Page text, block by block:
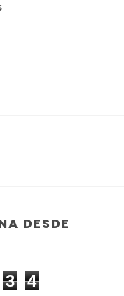
DESDE
3 4